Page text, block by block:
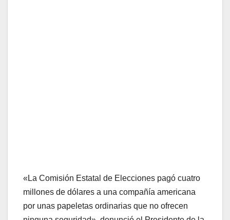
«La Comisión Estatal de Elecciones pagó cuatro
millones de dólares a una compañía americana
por unas papeletas ordinarias que no ofrecen